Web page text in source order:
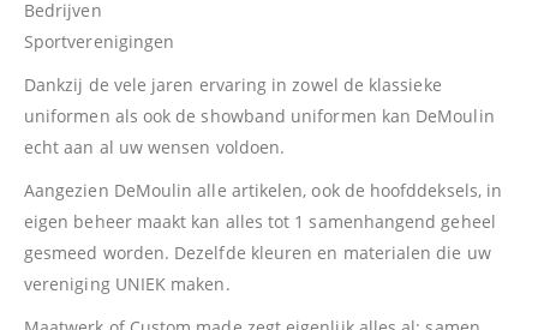
Bedrijven
Sportverenigingen
Dankzij de vele jaren ervaring in zowel de klassieke
uniformen als ook de showband uniformen kan DeMoulin
echt aan al uw wensen voldoen.
Aangezien DeMoulin alle artikelen, ook de hoofddeksels, in
eigen beheer maakt kan alles tot 1 samenhangend geheel
gesmeed worden. Dezelfde kleuren en materialen die uw
vereniging UNIEK maken.